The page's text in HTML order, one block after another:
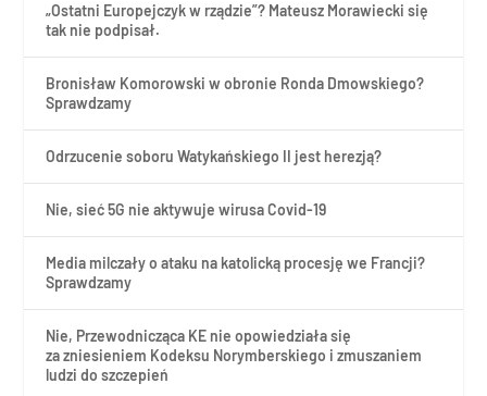
„Ostatni Europejczyk w rządzie”? Mateusz Morawiecki się
tak nie podpisał.
Bronisław Komorowski w obronie Ronda Dmowskiego?
Sprawdzamy
Odrzucenie soboru Watykańskiego II jest herezją?
Nie, sieć 5G nie aktywuje wirusa Covid-19
Media milczały o ataku na katolicką procesję we Francji?
Sprawdzamy
Nie, Przewodnicząca KE nie opowiedziała się
za zniesieniem Kodeksu Norymberskiego i zmuszaniem
ludzi do szczepień